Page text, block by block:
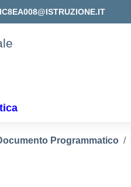
Programmatico